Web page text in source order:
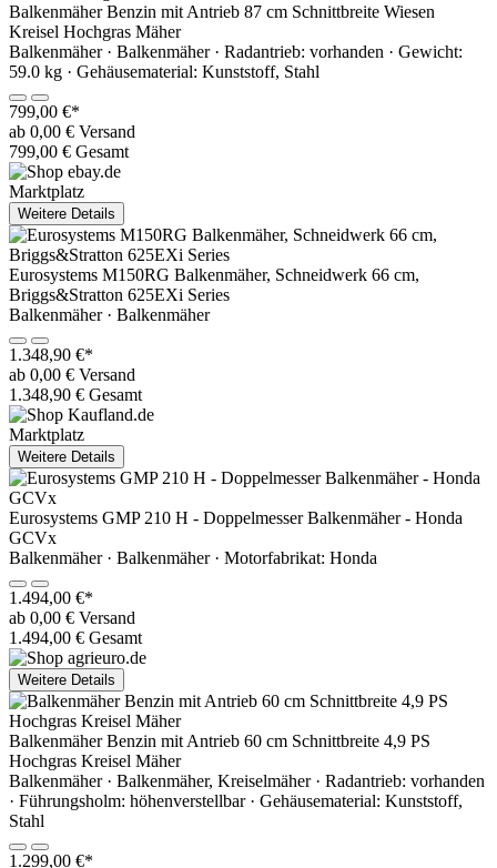
Balkenmäher Benzin mit Antrieb 87 cm Schnittbreite Wiesen
Kreisel Hochgras Mäher
Balkenmäher · Balkenmäher · Radantrieb: vorhanden · Gewicht:
59.0 kg · Gehäusematerial: Kunststoff, Stahl
799,00 €*
ab 0,00 € Versand
799,00 € Gesamt
Marktplatz
Weitere Details
Eurosystems M150RG Balkenmäher, Schneidwerk 66 cm,
Briggs&Stratton 625EXi Series
Balkenmäher · Balkenmäher
1.348,90 €*
ab 0,00 € Versand
1.348,90 € Gesamt
Marktplatz
Weitere Details
Eurosystems GMP 210 H - Doppelmesser Balkenmäher - Honda
GCVx
Balkenmäher · Balkenmäher · Motorfabrikat: Honda
1.494,00 €*
ab 0,00 € Versand
1.494,00 € Gesamt
Weitere Details
Balkenmäher Benzin mit Antrieb 60 cm Schnittbreite 4,9 PS
Hochgras Kreisel Mäher
Balkenmäher · Balkenmäher, Kreiselmäher · Radantrieb: vorhanden
· Führungsholm: höhenverstellbar · Gehäusematerial: Kunststoff,
Stahl
1.299,00 €*